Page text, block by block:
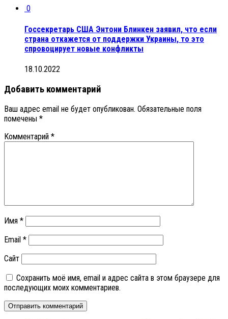
0
Госсекретарь США Энтони Блинкен заявил, что если
страна откажется от поддержки Украины, то это
спровоцирует новые конфликты
18.10.2022
Добавить комментарий
Ваш адрес email не будет опубликован. Обязательные поля
помечены *
Комментарий *
Имя *
Email *
Сайт
Сохранить моё имя, email и адрес сайта в этом браузере для
последующих моих комментариев.